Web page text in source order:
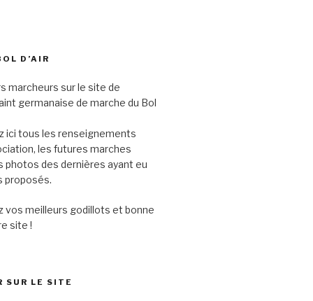
D’AIR
marcheurs sur le site de
germanaise de marche du Bol
ici tous les renseignements
les futures marches
photos des dernières ayant eu
proposés.
vos meilleurs godillots et bonne
site !
SUR LE SITE